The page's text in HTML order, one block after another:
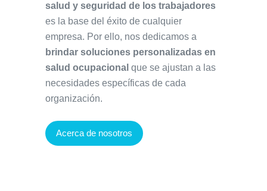
salud y seguridad de los trabajadores
es la base del éxito de cualquier
empresa. Por ello, nos dedicamos a
brindar soluciones personalizadas en
salud ocupacional que se ajustan a las
necesidades específicas de cada
organización.
Acerca de nosotros